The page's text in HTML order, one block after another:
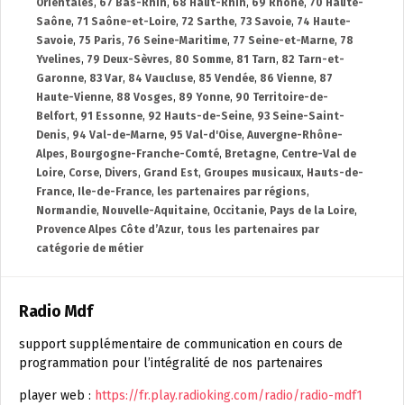
Orientales, 67 Bas-Rhin, 68 Haut-Rhin, 69 Rhône, 70 Haute-
Saône, 71 Saône-et-Loire, 72 Sarthe, 73 Savoie, 74 Haute-
Savoie, 75 Paris, 76 Seine-Maritime, 77 Seine-et-Marne, 78
Yvelines, 79 Deux-Sèvres, 80 Somme, 81 Tarn, 82 Tarn-et-
Garonne, 83 Var, 84 Vaucluse, 85 Vendée, 86 Vienne, 87
Haute-Vienne, 88 Vosges, 89 Yonne, 90 Territoire-de-
Belfort, 91 Essonne, 92 Hauts-de-Seine, 93 Seine-Saint-
Denis, 94 Val-de-Marne, 95 Val-d'Oise, Auvergne-Rhône-
Alpes, Bourgogne-Franche-Comté, Bretagne, Centre-Val de
Loire, Corse, Divers, Grand Est, Groupes musicaux, Hauts-de-
France, Ile-de-France, les partenaires par régions,
Normandie, Nouvelle-Aquitaine, Occitanie, Pays de la Loire,
Provence Alpes Côte d’Azur, tous les partenaires par
catégorie de métier
Radio Mdf
support supplémentaire de communication en cours de
programmation pour l’intégralité de nos partenaires
player web : https://fr.play.radioking.com/radio/radio-mdf1